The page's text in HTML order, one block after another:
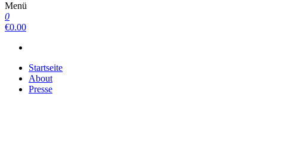
Menü
0
€0.00
Startseite
About
Presse